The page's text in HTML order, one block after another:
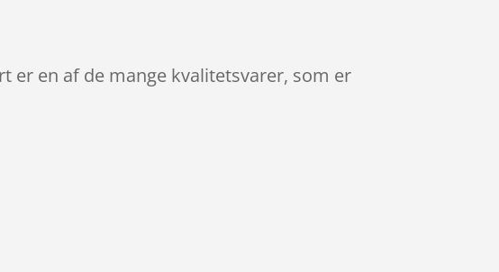
er en af de mange kvalitetsvarer, som er